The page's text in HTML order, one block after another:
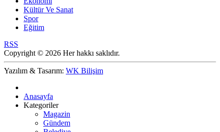
Kültür Ve Sanat
Spor
Eğitim
RSS
Copyright © 2026 Her hakkı saklıdır.
Yazılım & Tasarım: WK Bilişim
Anasayfa
Kategoriler
Magazin
Gündem